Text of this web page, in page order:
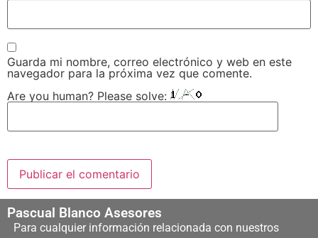
Guarda mi nombre, correo electrónico y web en este
navegador para la próxima vez que comente.
Are you human? Please solve:
Pascual Blanco Asesores
Para cualquier información relacionada con nuestros